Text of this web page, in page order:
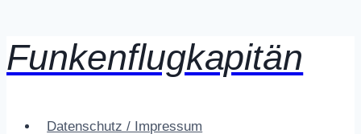
Zum
Inhalt
Funkenflugkapitän
Datenschutz / Impressum